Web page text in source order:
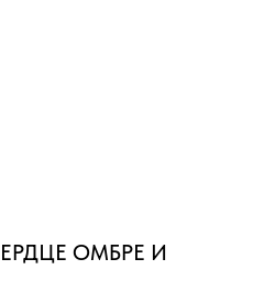
ОМБРЕ И